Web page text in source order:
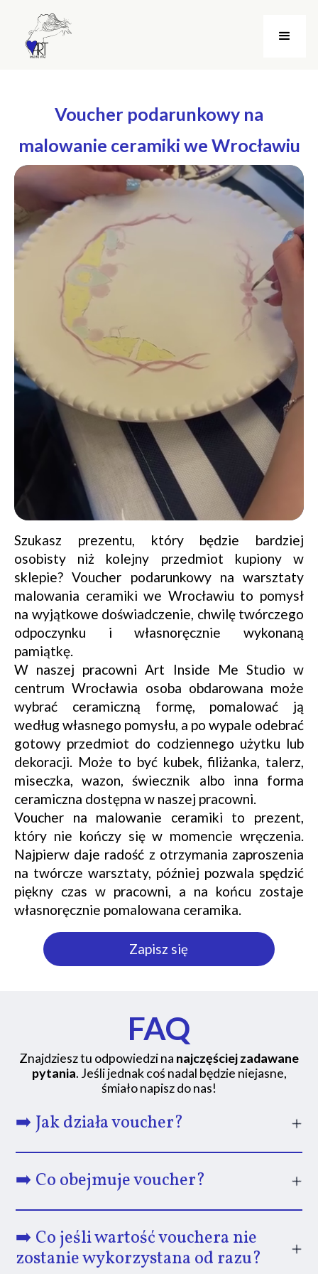
Voucher podarunkowy na
malowanie ceramiki we Wrocławiu
Szukasz prezentu, który będzie bardziej
osobisty niż kolejny przedmiot kupiony w
sklepie? Voucher podarunkowy na warsztaty
malowania ceramiki we Wrocławiu to pomysł
na wyjątkowe doświadczenie, chwilę twórczego
odpoczynku i własnoręcznie wykonaną
pamiątkę.
W naszej pracowni Art Inside Me Studio w
centrum Wrocławia osoba obdarowana może
wybrać ceramiczną formę, pomalować ją
według własnego pomysłu, a po wypale odebrać
gotowy przedmiot do codziennego użytku lub
dekoracji. Może to być kubek, filiżanka, talerz,
miseczka, wazon, świecznik albo inna forma
ceramiczna dostępna w naszej pracowni.
Voucher na malowanie ceramiki to prezent,
który nie kończy się w momencie wręczenia.
Najpierw daje radość z otrzymania zaproszenia
na twórcze warsztaty, później pozwala spędzić
piękny czas w pracowni, a na końcu zostaje
własnoręcznie pomalowana ceramika.
Zapisz się
FAQ
Znajdziesz tu odpowiedzi na najczęściej zadawane
pytania. Jeśli jednak coś nadal będzie niejasne,
śmiało napisz do nas!
➡️ Jak działa voucher?
Voucher możesz kupić na wybraną kwotę od 100 do
mieć prezent. Przy zamówieniu wystarczy podać
Po opłaceniu zamówienia przygotowujemy voucher
➡️ Co obejmuje voucher?
Voucher można wykorzystać na warsztaty
Wrocławiu. W ramach standardowego pakietu
uczestnik otrzymuje:
➡️ Co jeśli wartość vouchera nie
zostanie wykorzystana od razu?